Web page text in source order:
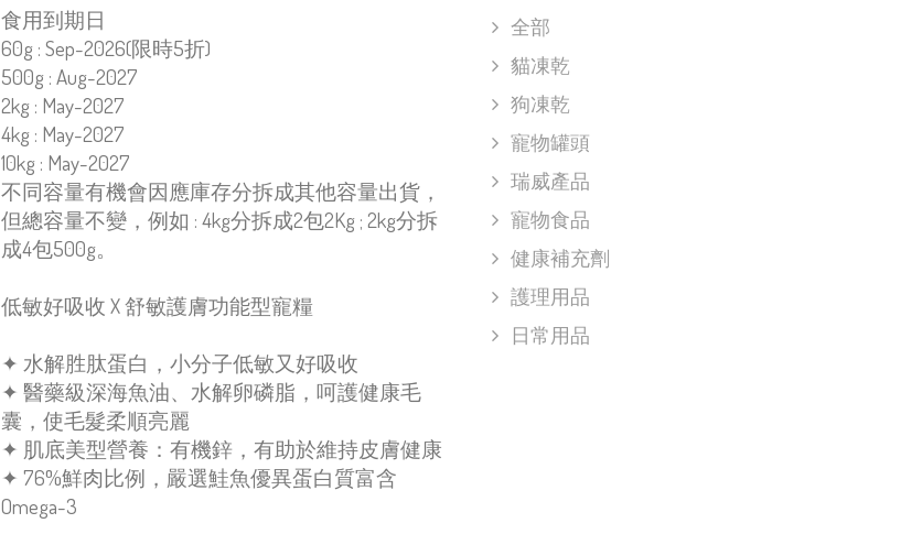
食用到期日
60g : Sep-2026(限時5折)
500g : Aug-2027
2kg : May-2027
4kg : May-2027
10kg : May-2027
不同容量有機會因應庫存分拆成其他容量出貨，
但總容量不變，例如 : 4kg分拆成2包2Kg ; 2kg分拆
成4包500g。
低敏好吸收 X 舒敏護膚功能型寵糧​
✦ 水解胜肽蛋白，小分子低敏又好吸收​
✦ 醫藥級深海魚油、水解卵磷脂，呵護健康毛
囊，使毛髮柔順亮麗
✦ 肌底美型營養：有機鋅，有助於維持皮膚健康
✦ 76%鮮肉比例，嚴選鮭魚優異蛋白質富含
Omega-3
全部
貓凍乾
狗凍乾
寵物罐頭
瑞威產品
寵物食品
健康補充劑
護理用品
日常用品